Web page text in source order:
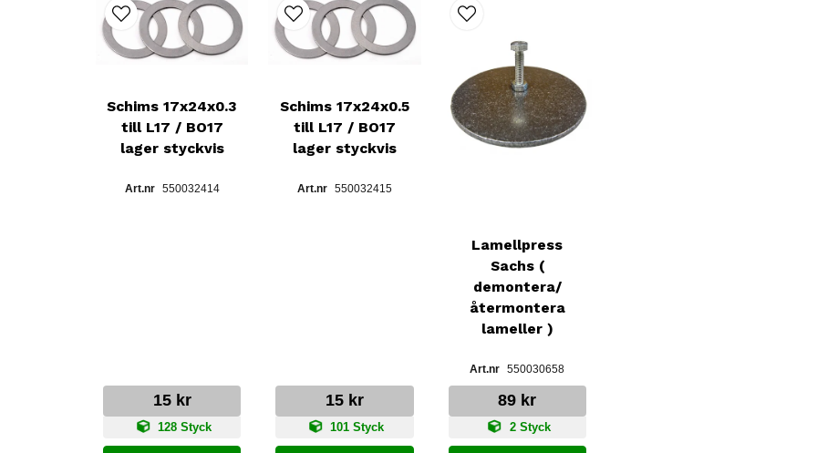
Schims 17x24x0.3
till L17 / BO17
lager styckvis
550032414
15 kr
128 Styck
Schims 17x24x0.5
till L17 / BO17
lager styckvis
550032415
15 kr
101 Styck
Lamellpress
Sachs (
demontera/
återmontera
lameller )
550030658
89 kr
2 Styck